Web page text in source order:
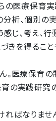
の医療保育
析、個別の
じ、考え、
きを得ること
。医療保育
の実践研究
ばなりませ